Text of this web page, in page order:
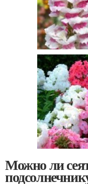
Можно ли